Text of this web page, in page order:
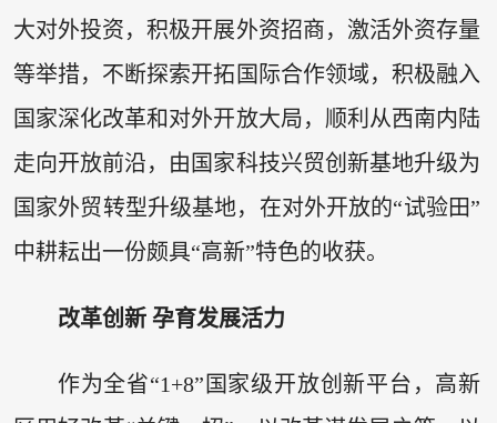
大对外投资，积极开展外资招商，激活外资存量
等举措，不断探索开拓国际合作领域，积极融入
国家深化改革和对外开放大局，顺利从西南内陆
走向开放前沿，由国家科技兴贸创新基地升级为
国家外贸转型升级基地，在对外开放的“试验田”
中耕耘出一份颇具“高新”特色的收获。
改革创新 孕育发展活力
作为全省“1+8”国家级开放创新平台，高新